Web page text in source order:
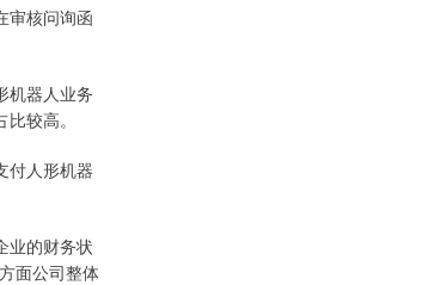
审核问询函
机器人业务
较高。
付人形机器
业的财务状
面公司整体